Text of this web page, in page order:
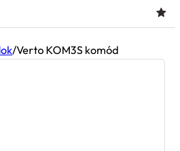
/Verto KOM3S komód